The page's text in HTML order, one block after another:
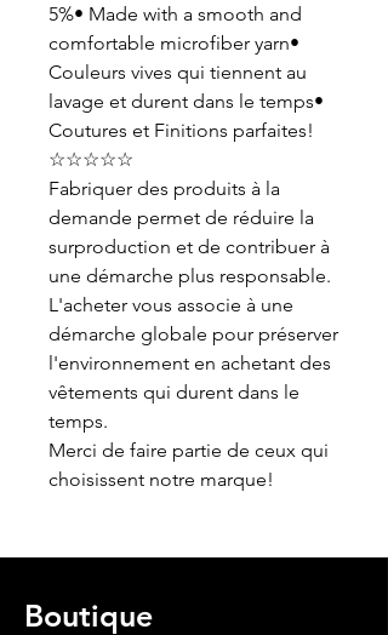
5%• Made with a smooth and
comfortable microfiber yarn•
Couleurs vives qui tiennent au
lavage et durent dans le temps•
Coutures et Finitions parfaites!
☆☆☆☆☆
Fabriquer des produits à la
demande permet de réduire la
surproduction et de contribuer à
une démarche plus responsable.
L'acheter vous associe à une
démarche globale pour préserver
l'environnement en achetant des
vêtements qui durent dans le
temps.
Merci de faire partie de ceux qui
choisissent notre marque!
Boutique